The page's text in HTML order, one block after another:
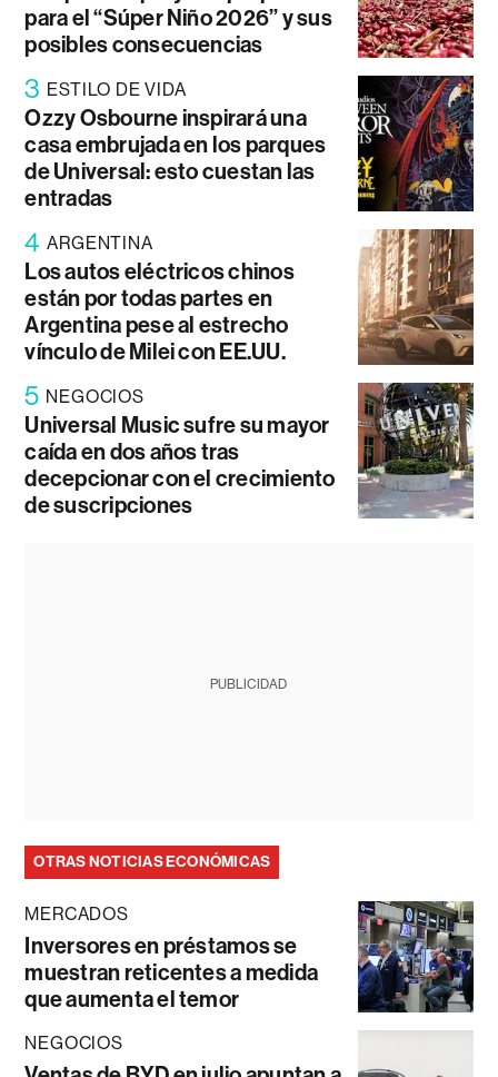
para el “Súper Niño 2026” y sus
posibles consecuencias
3 ESTILO DE VIDA
Ozzy Osbourne inspirará una
casa embrujada en los parques
de Universal: esto cuestan las
entradas
4 ARGENTINA
Los autos eléctricos chinos
están por todas partes en
Argentina pese al estrecho
vínculo de Milei con EE.UU.
5 NEGOCIOS
Universal Music sufre su mayor
caída en dos años tras
decepcionar con el crecimiento
de suscripciones
PUBLICIDAD
OTRAS NOTICIAS ECONÓMICAS
MERCADOS
Inversores en préstamos se
muestran reticentes a medida
que aumenta el temor
NEGOCIOS